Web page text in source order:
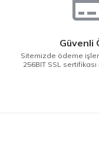
Güvenli
Sitemizde ödeme
256BIT SSL